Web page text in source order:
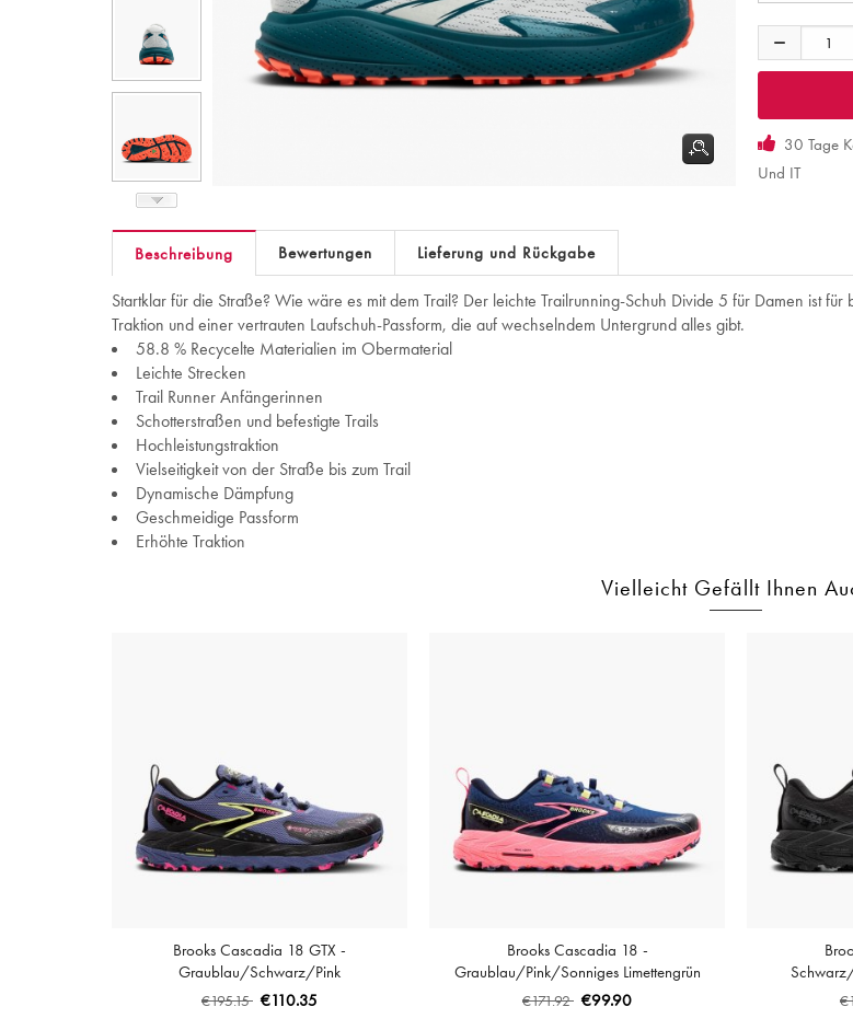
30 Tage
Und IT
Beschreibung Bewertungen Lieferung und Rückgabe
Startklar für die Straße? Wie wäre es mit dem Trail? Der leichte Trailrunning-Schuh Divide 5 für Damen ist
Traktion und einer vertrauten Laufschuh-Passform, die auf wechselndem Untergrund alles gibt.
58.8 % Recycelte Materialien im Obermaterial
Leichte Strecken
Trail Runner Anfängerinnen
Schotterstraßen und befestigte Trails
Hochleistungstraktion
Vielseitigkeit von der Straße bis zum Trail
Dynamische Dämpfung
Geschmeidige Passform
Erhöhte Traktion
Vielleicht Gefällt Ihnen
Brooks Cascadia 18 GTX -
Graublau/Schwarz/Pink
€195.15 €110.35
Brooks Cascadia 18 -
Graublau/Pink/Sonniges Limettengrün
€171.92 €99.90